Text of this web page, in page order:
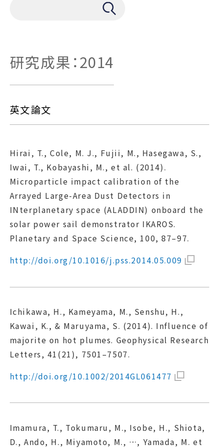
研究成果：2014
英文論文
Hirai, T., Cole, M. J., Fujii, M., Hasegawa, S.,
Iwai, T., Kobayashi, M., et al. (2014).
Microparticle impact calibration of the
Arrayed Large-Area Dust Detectors in
INterplanetary space (ALADDIN) onboard the
solar power sail demonstrator IKAROS.
Planetary and Space Science, 100, 87–97.
http://doi.org/10.1016/j.pss.2014.05.009
Ichikawa, H., Kameyama, M., Senshu, H.,
Kawai, K., & Maruyama, S. (2014). Influence of
majorite on hot plumes. Geophysical Research
Letters, 41(21), 7501–7507.
http://doi.org/10.1002/2014GL061477
Imamura, T., Tokumaru, M., Isobe, H., Shiota,
D., Ando, H., Miyamoto, M., …, Yamada, M. et